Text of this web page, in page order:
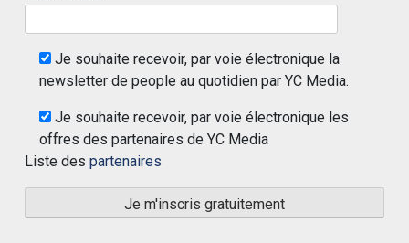
Je souhaite recevoir, par voie électronique la
newsletter de people au quotidien par YC Media.
Je souhaite recevoir, par voie électronique les
offres des partenaires de YC Media
Liste des partenaires